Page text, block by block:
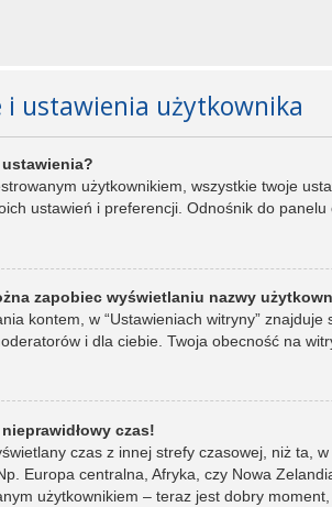
i ustawienia użytkownika
użytkownikiem, wszystkie twoje
ustawień i preferencji. Odnośnik do
zapobiec wyświetlaniu nazwy
kontem, w “Ustawieniach witryny” znajduje
i dla ciebie. Twoja obecność na
czas!
czas z innej strefy czasowej, niż ta,
Europa centralna, Afryka, czy Nowa
użytkownikiem – teraz jest dobry